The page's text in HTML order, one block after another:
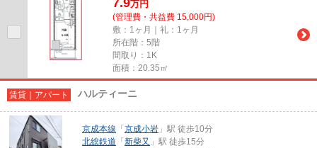
万円
(管理費・共益費 15,000円)
敷：1ヶ月｜礼：1ヶ月
所在階：5階
間取り：1K
面積：20.35㎡
賃貸｜アパート ハルティーニ
京成本線 「 京成小岩 」駅 徒歩10分
北総鉄道 「 新柴又 」駅 徒歩15分